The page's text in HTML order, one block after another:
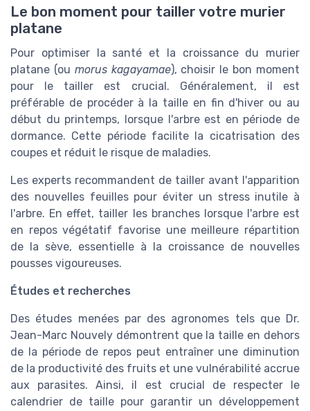
Le bon moment pour tailler votre murier
platane
Pour optimiser la santé et la croissance du murier
platane (ou morus kagayamae), choisir le bon moment
pour le tailler est crucial. Généralement, il est
préférable de procéder à la taille en fin d'hiver ou au
début du printemps, lorsque l'arbre est en période de
dormance. Cette période facilite la cicatrisation des
coupes et réduit le risque de maladies.
Les experts recommandent de tailler avant l'apparition
des nouvelles feuilles pour éviter un stress inutile à
l'arbre. En effet, tailler les branches lorsque l'arbre est
en repos végétatif favorise une meilleure répartition
de la sève, essentielle à la croissance de nouvelles
pousses vigoureuses.
Études et recherches
Des études menées par des agronomes tels que Dr.
Jean-Marc Nouvely démontrent que la taille en dehors
de la période de repos peut entraîner une diminution
de la productivité des fruits et une vulnérabilité accrue
aux parasites. Ainsi, il est crucial de respecter le
calendrier de taille pour garantir un développement